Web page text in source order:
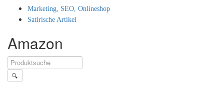
Marketing, SEO, Onlineshop
Satirische Artikel
Amazon
🔍